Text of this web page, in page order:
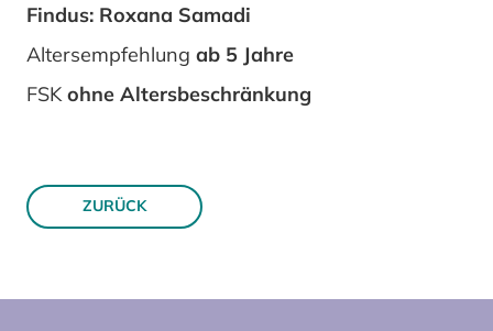
Findus: Roxana Samadi
Altersempfehlung ab 5 Jahre
FSK ohne Altersbeschränkung
ZURÜCK